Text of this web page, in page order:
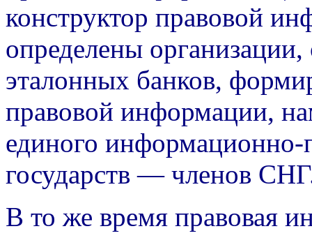
конструктор правовой
определены организации,
эталонных банков,
правовой информации,
единого информационно-
государств — членов
В то же время правовая